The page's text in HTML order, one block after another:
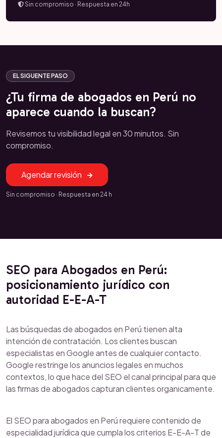
Sin compromiso · Respuesta en 24h
EL SIGUENTE PASO
¿Tu firma de abogados en Perú no
aparece cuando la buscan?
Revisemos tu visibilidad legal en 30 minutos. Sin
compromiso.
Agendar revisión
Sin compromiso · Respuesta en 24 h
SEO para Abogados en Perú:
posicionamiento jurídico con
autoridad E-E-A-T
Las búsquedas de abogados en Perú tienen alta
intención de contratación. Los clientes buscan
especialistas en Google antes de cualquier contacto.
Google restringe los anuncios legales en muchos
contextos, lo que hace del SEO el canal principal para que
las firmas de abogados capturan clientes organicamente.
El SEO para abogados en Perú requiere contenido de
especialidad jurídica que cumpla los criterios E-E-A-T de